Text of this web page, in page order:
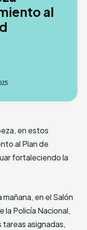
al
en estos
al Plan de
fortaleciendo la
en el Salón
la Policía Nacional,
asignadas,